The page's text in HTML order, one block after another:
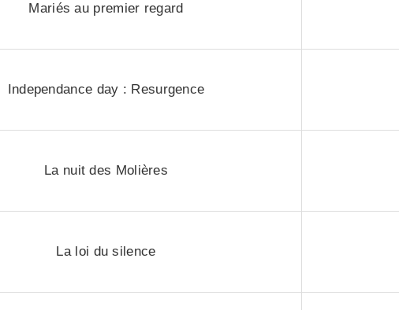
Mariés au premier regard
Independance day : Resurgence
La nuit des Molières
La loi du silence